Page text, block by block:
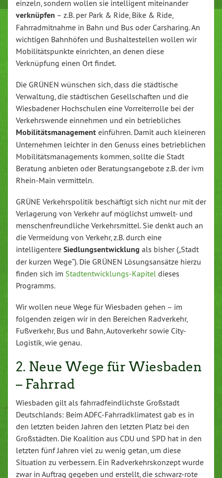
einzeln, sondern wollen sie intelligent miteinander
verknüpfen – z.B. per Park & Ride, Bike & Ride,
Fahrradmitnahme in Bahn und Bus oder Carsharing. An
wichtigen Bahnhöfen und Bushaltestellen wollen wir
Mobilitätspunkte einrichten, an denen diese
Verknüpfung einen Ort findet.
Die GRÜNEN wünschen sich, dass die städtische
Verwaltung, die städtischen Gesellschaften und die
Wiesbadener Hochschulen eine Vorreiterrolle bei der
Verkehrswende einnehmen und ein betriebliches
Mobilitätsmanagement einführen. Damit auch kleineren
Unternehmen leichter in den Genuss eines betrieblichen
Mobilitätsmanagements kommen, sollte die Stadt
Beratung anbieten oder Beratungsangebote z.B. der ivm
Rhein-Main vermitteln.
GRÜNE Verkehrspolitik beschäftigt sich nicht nur mit der
Verlagerung von Verkehr auf möglichst umwelt- und
menschenfreundliche Verkehrsmittel. Sie denkt auch an
die Vermeidung von Verkehr, z.B. durch eine
intelligentere Siedlungsentwicklung als bisher („Stadt
der kurzen Wege“). Die GRÜNEN Lösungsansätze hierzu
finden sich im Stadtentwicklungs-Kapitel dieses
Programms.
Wir wollen neue Wege für Wiesbaden gehen – im
folgenden zeigen wir in den Bereichen Radverkehr,
Fußverkehr, Bus und Bahn, Autoverkehr sowie City-
Logistik, wie genau.
2. Neue Wege für Wiesbaden
– Fahrrad
Wiesbaden gilt als fahrradfeindlichste Großstadt
Deutschlands: Beim ADFC-Fahrradklimatest gab es in
den letzten beiden Jahren den letzten Platz bei den
Großstädten. Die Koalition aus CDU und SPD hat in den
letzten fünf Jahren viel zu wenig getan, um diese
Situation zu verbessern. Ein Radverkehrskonzept wurde
zwar in Auftrag gegeben und erstellt, die schwarz-rote